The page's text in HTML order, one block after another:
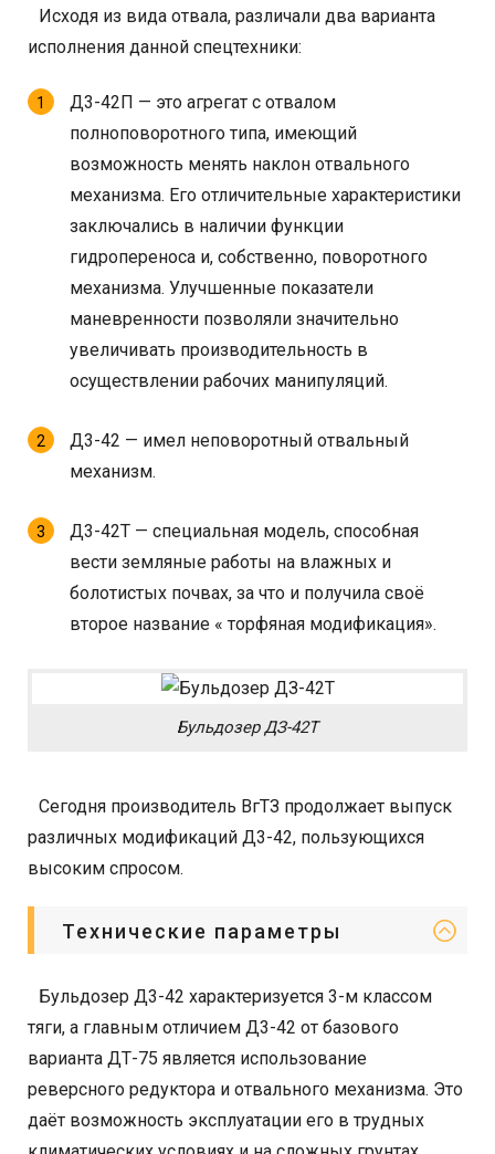
Исходя из вида отвала, различали два варианта
исполнения данной спецтехники:
Д3-42П — это агрегат с отвалом
полноповоротного типа, имеющий
возможность менять наклон отвального
механизма. Его отличительные характеристики
заключались в наличии функции
гидропереноса и, собственно, поворотного
механизма. Улучшенные показатели
маневренности позволяли значительно
увеличивать производительность в
осуществлении рабочих манипуляций.
Д3-42 — имел неповоротный отвальный
механизм.
Д3-42Т — специальная модель, способная
вести земляные работы на влажных и
болотистых почвах, за что и получила своё
второе название « торфяная модификация».
Бульдозер ДЗ-42Т
Сегодня производитель ВгТЗ продолжает выпуск
различных модификаций Д3-42, пользующихся
высоким спросом.
Технические параметры
Бульдозер Д3-42 характеризуется 3-м классом
тяги, а главным отличием Д3-42 от базового
варианта ДТ-75 является использование
реверсного редуктора и отвального механизма. Это
даёт возможность эксплуатации его в трудных